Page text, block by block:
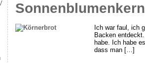
Ich war faul, ich
Backen
habe. Ich habe
dass man […]